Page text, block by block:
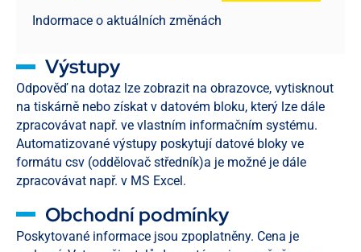
Indormace o aktuálních změnách
Výstupy
Odpověď na dotaz lze zobrazit na obrazovce, vytisknout
na tiskárně nebo získat v datovém bloku, který lze dále
zpracovávat např. ve vlastním informačním systému.
Automatizované výstupy poskytují datové bloky ve
formátu csv (oddělovač středník)a je možné je dále
zpracovávat např. v MS Excel.
Obchodní podmínky
Poskytované informace jsou zpoplatněny. Cena je